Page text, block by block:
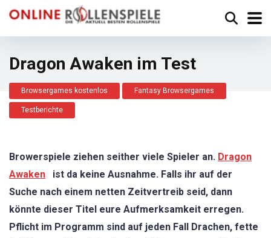
Dragon Awaken im Test
Browsergames kostenlos Fantasy Browsergames
Testberichte
Browerspiele ziehen seither viele Spieler an. Dragon
Awaken ist da keine Ausnahme. Falls ihr auf der
Suche nach einem netten Zeitvertreib seid, dann
könnte dieser Titel eure Aufmerksamkeit erregen.
Pflicht im Programm sind auf jeden Fall Drachen, fette